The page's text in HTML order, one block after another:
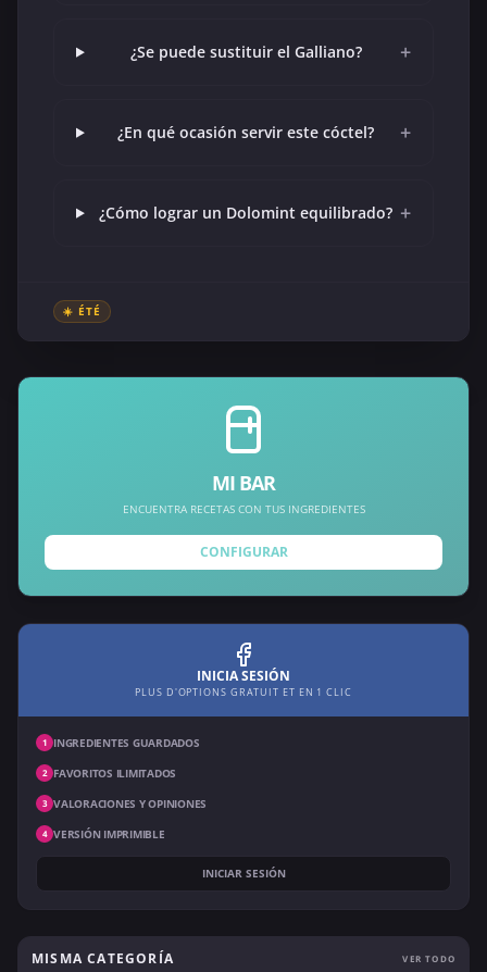
¿Se puede sustituir el Galliano? +
¿En qué ocasión servir este cóctel? +
¿Cómo lograr un Dolomint equilibrado? +
☀️ ÉTÉ
MI BAR
ENCUENTRA RECETAS CON TUS INGREDIENTES
CONFIGURAR
INICIA SESIÓN
PLUS D'OPTIONS GRATUIT ET EN 1 CLIC
1 INGREDIENTES GUARDADOS
2 FAVORITOS ILIMITADOS
3 VALORACIONES Y OPINIONES
4 VERSIÓN IMPRIMIBLE
INICIAR SESIÓN
MISMA CATEGORÍA VER TODO